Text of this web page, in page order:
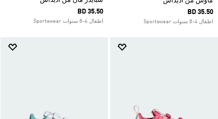
BD 35.50
اطفال 4-8 سنوات Sportswear
BD 35.50
اطفال 4-8 سنوات Sportswear